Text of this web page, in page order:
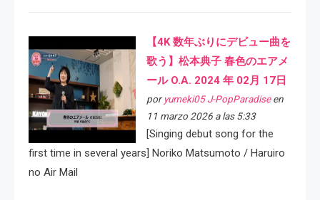
【4K 数年ぶりにデビュー曲を
歌う】松本典子 春色のエアメ
ール O.A. 2024 年 02月 17日
por yumeki05 J-PopParadiseen
11 marzo 2026 a las 5:33
[Singing debut song for the
first time in several years] Noriko Matsumoto / Haruiro
no Air Mail